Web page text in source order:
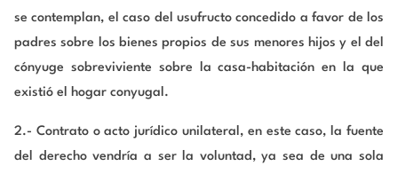
se contemplan, el caso del usufructo concedido a favor de los
padres sobre los bienes propios de sus menores hijos y el del
cónyuge sobreviviente sobre la casa-habitación en la que
existió el hogar conyugal.
2.- Contrato o acto jurídico unilateral, en este caso, la fuente
del derecho vendría a ser la voluntad, ya sea de una sola